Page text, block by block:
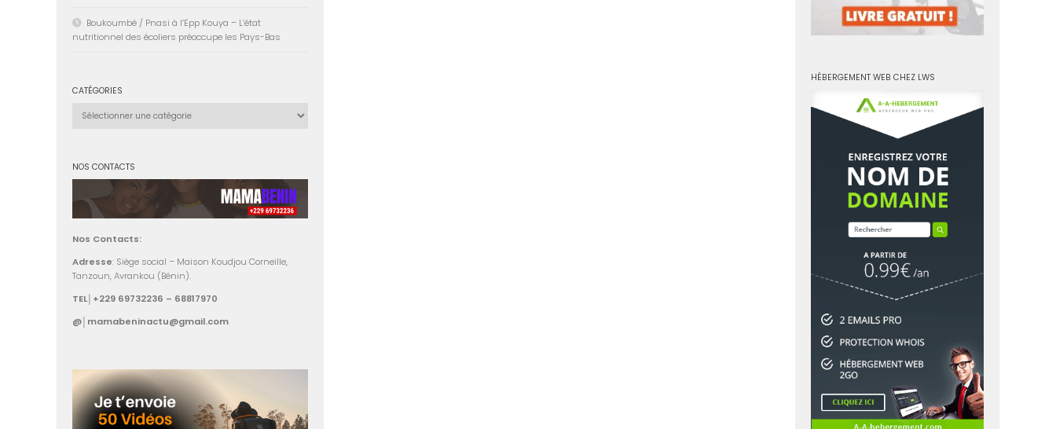
Boukoumbé / Pnasi à l’Epp Kouya – L’état
nutritionnel des écoliers préoccupe les Pays-Bas
CATÉGORIES
Catégories
NOS CONTACTS
Nos Contacts:
Adresse: Siège social – Maison Koudjou Corneille,
Tanzoun, Avrankou (Bénin).
TEL│+229 69732236 – 68817970
@│mamabeninactu@gmail.com
HÉBERGEMENT WEB CHEZ LWS